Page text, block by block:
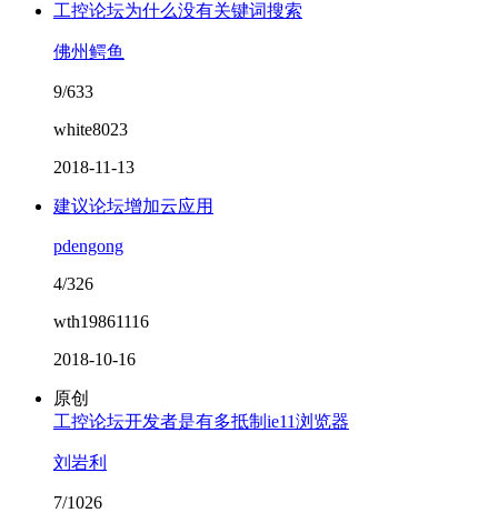
工控论坛为什么没有关键词搜索
佛州鳄鱼
9/633
white8023
2018-11-13
建议论坛增加云应用
pdengong
4/326
wth19861116
2018-10-16
原创
工控论坛开发者是有多抵制ie11浏览器
刘岩利
7/1026